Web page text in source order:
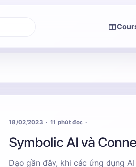
18/02/2023 11 phút đọc
Symbolic AI và
Dạo gần đây, khi các ứng dụng